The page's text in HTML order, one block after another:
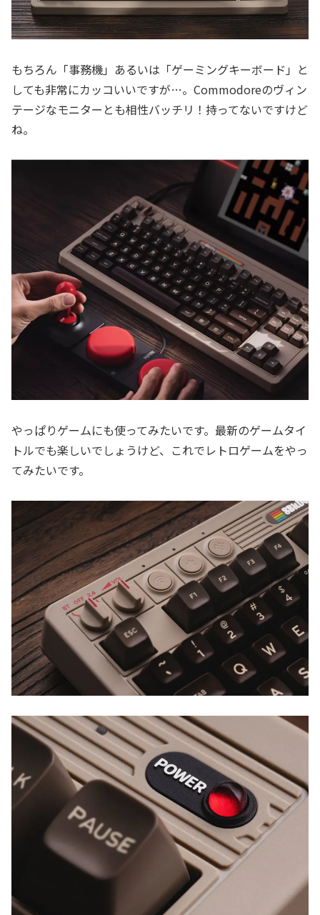
もちろん「事務機」あるいは「ゲーミングキーボード」と
しても非常にカッコいいですが…。Commodoreのヴィン
テージなモニターとも相性バッチリ！持ってないですけど
ね。
やっぱりゲームにも使ってみたいです。最新のゲームタイ
トルでも楽しいでしょうけど、これでレトロゲームをやっ
てみたいです。